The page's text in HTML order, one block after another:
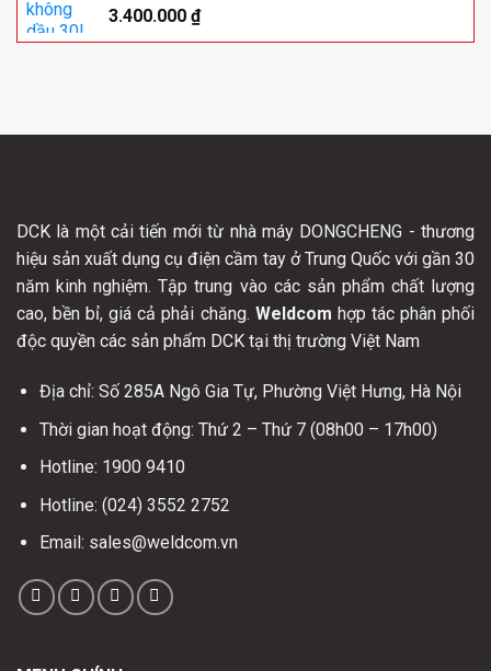
3.400.000 ₫
DCK là một cải tiến mới từ nhà máy DONGCHENG - thương
hiệu sản xuất dụng cụ điện cầm tay ở Trung Quốc với gần 30
năm kinh nghiệm. Tập trung vào các sản phẩm chất lượng
cao, bền bỉ, giá cả phải chăng. Weldcom hợp tác phân phối
độc quyền các sản phẩm DCK tại thị trường Việt Nam
Địa chỉ: Số 285A Ngô Gia Tự, Phường Việt Hưng, Hà Nội
Thời gian hoạt động: Thứ 2 – Thứ 7 (08h00 – 17h00)
Hotline: 1900 9410
Hotline: (024) 3552 2752
Email: sales@weldcom.vn